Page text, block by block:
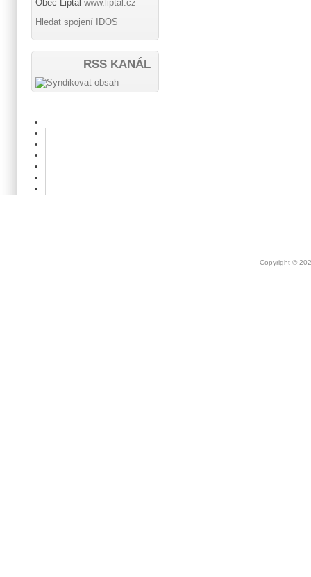
Obec Liptál www.liptal.cz
Hledat spojení IDOS
RSS KANÁL
Copyright ©